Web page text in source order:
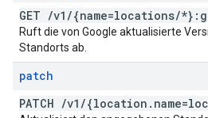
GET /v1 /{name=locations/
Ruft die von Google aktualisierte
Standorts ab.
patch
PATCH /v1 /{location .